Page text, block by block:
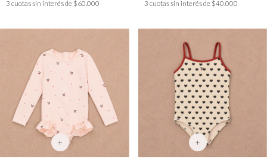
3 cuotas sin interés de $60.000 3 cuotas sin interés de $40.000
+ +